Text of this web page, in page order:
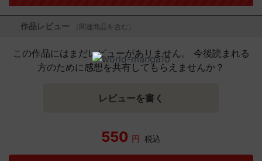
作品レビュー （関連商品を含む）
この作品にはまだレビューがありません。 今後読まれる
方のために感想を共有してもらえませんか？
レビューを書く
550 円 税込